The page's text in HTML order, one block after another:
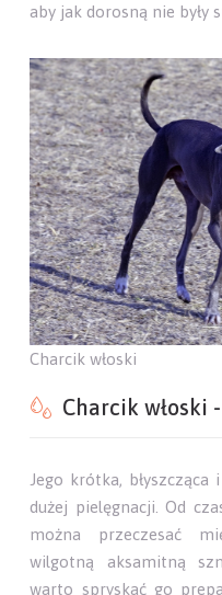
aby jak dorosną nie były
Charcik włoski
Charcik włoski
Jego krótka,
dużej pielęgnacji. Od
można przeczesać
wilgotną aksamitną
warto spryskać go